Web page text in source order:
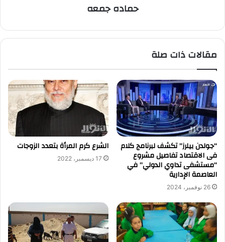
حماده جمعه
مقالات ذات صلة
“جولدن بيلرز” تكشف لبرنامج كلام
فى الاقتصاد تفاصيل مشروع
“مستشفى تداوي الدولي” في
العاصمة الإدارية
26 نوفمبر، 2024
الشرع كرم المرأة بتعدد الزوجات
17 ديسمبر، 2022